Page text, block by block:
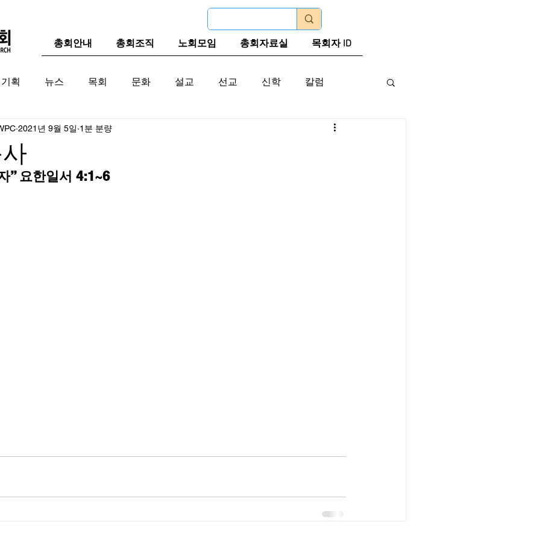
총회안내 총회조직 노회모임 총회자료실 목회자 ID
기획 뉴스 목회 문화 설교 선교 신학 칼럼
한국 교계 교단역사
2021년 9월 5일 1분 분량
” 요한일서 4:1~6